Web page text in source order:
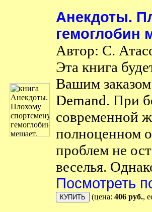
Анекдоты.
гемоглобин
Автор: С.
Эта книга
Вашим
Demand. При
современной
полноценном
проблем не
веселья.
Посмотреть
(цена: 406 руб.,